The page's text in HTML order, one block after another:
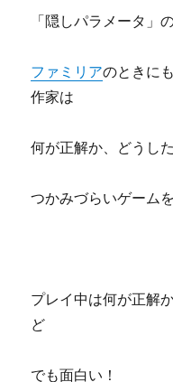
「隠しパラメータ」
ファミリアのときに
作家は
何が正解か、どうし
つかみづらいゲーム
プレイ中は何が正解
ど
でも面白い！